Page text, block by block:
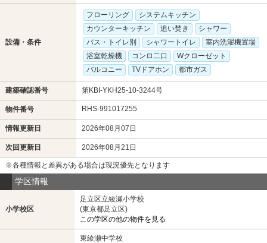
設備・条件
フローリング
システムキッチン
カウンターキッチン
追い焚き
シャワー
バス・トイレ別
シャワートイレ
室内洗濯機置場
浴室乾燥機
コンロ二口
Wクローゼット
バルコニー
TVドアホン 都市ガス
建築確認番号 第KBI-YKH25-10-3244号
物件番号 RHS-991017255
情報更新日 2026年08月07日
次回更新日 2026年08月21日
※各種情報と差異がある場合は現況優先となります
学区情報
小学校区
足立区立綾瀬小学校
(東京都足立区)
この学区の他の物件を見る
東綾瀬中学校